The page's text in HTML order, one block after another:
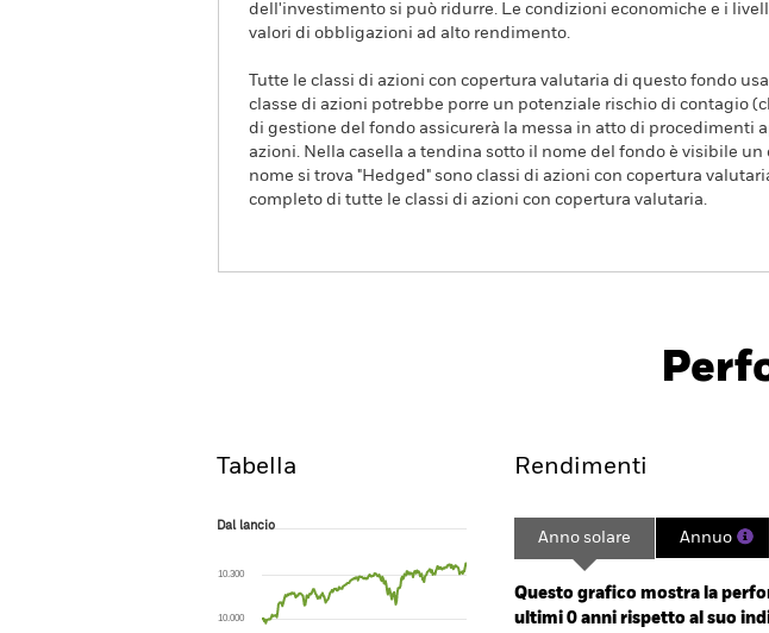
dell'investimento si può ridurre. Le condizioni economiche e i
valori di obbligazioni ad alto rendimento.
Tutte le classi di azioni con copertura valutaria di questo fondo
classe di azioni potrebbe porre un potenziale rischio di contagio
di gestione del fondo assicurerà la messa in atto di
azioni. Nella casella a tendina sotto il nome del fondo è visibile
nome si trova "Hedged" sono classi di azioni con copertura
completo di tutte le classi di azioni con copertura valutaria.
Tabella
Dal lancio
The chart has 1 X axis displaying Time. Range: 2025-07-25 00:00:00 to 2026-
The chart has 1 Y axis displaying values. Range: -3 to 6.
Dal lancio
10.000
10.300
Rendimenti
Anno solare Annuo
Questo grafico mostra la
ultimi 0 anni rispetto al suo